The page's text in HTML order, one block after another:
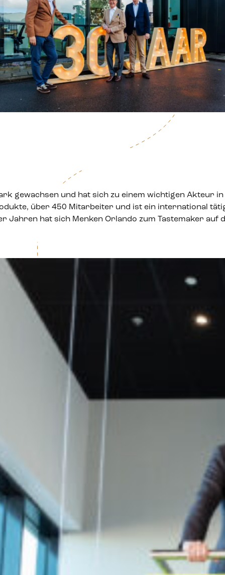
gewachsen und hat sich zu einem wichtigen Akteur
über 450 Mitarbeiter und ist ein international
Jahren hat sich Menken Orlando zum Tastemaker